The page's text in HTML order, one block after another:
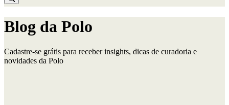
Blog da Polo
Cadastre-se grátis para receber insights, dicas de curadoria e
novidades da Polo